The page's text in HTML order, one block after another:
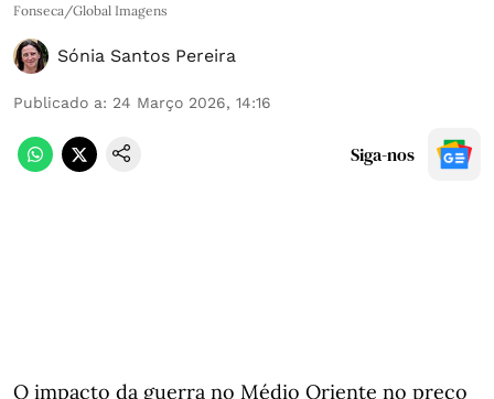
Fonseca/Global Imagens
Sónia Santos Pereira
Publicado a: 24 Março 2026, 14:16
Siga-nos
O impacto da guerra no Médio Oriente no preço